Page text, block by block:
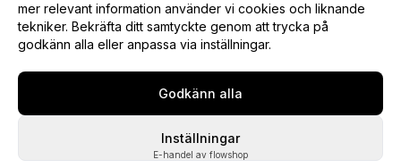
mer relevant information använder vi cookies och liknande
tekniker. Bekräfta ditt samtyckte genom att trycka på
godkänn alla eller anpassa via inställningar.
Inställningar
Godkänn alla
E-handel av flowshop